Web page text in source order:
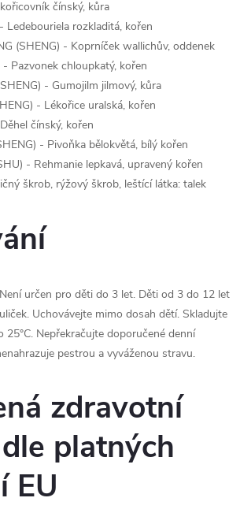
čínský, kůra
Ledebouriela rozkladitá, kořen
(SHENG) - Koprníček wallichův, oddenek
Pazvonek chloupkatý, kořen
- Gumojilm jilmový, kůra
- Lékořice uralská, kořen
čínský, kořen
- Pivoňka bělokvětá, bílý kořen
- Rehmanie lepkavá, upravený kořen
škrob, rýžový škrob, leštící látka: talek
určen pro děti do 3 let. Děti od 3 do 12 let
Uchovávejte mimo dosah dětí. Skladujte
Nepřekračujte doporučené denní
pestrou a vyváženou stravu.
zdravotní
platných
EU